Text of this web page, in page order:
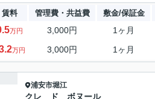
賃料 管理費・共益費 敷金/保証金
万円 3,000円 1ヶ月
万円 3,000円 1ヶ月
浦安市堀江
クレ ド ボヌール